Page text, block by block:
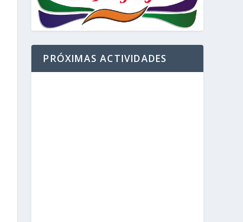
PRÓXIMAS ACTIVIDADES